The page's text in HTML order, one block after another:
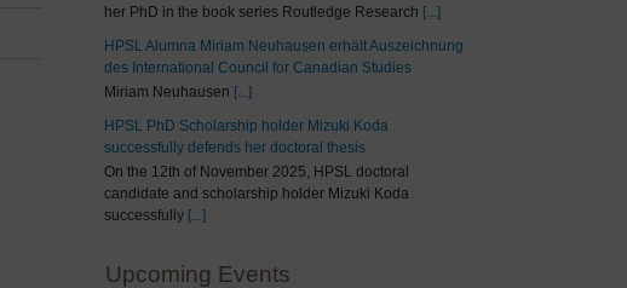
her PhD in the book series Routledge Research [...]
HPSL Alumna Miriam Neuhausen erhält Auszeichnung
des International Council for Canadian Studies
Miriam Neuhausen [...]
HPSL PhD Scholarship holder Mizuki Koda
successfully defends her doctoral thesis
On the 12th of November 2025, HPSL doctoral
candidate and scholarship holder Mizuki Koda
successfully [...]
Upcoming Events